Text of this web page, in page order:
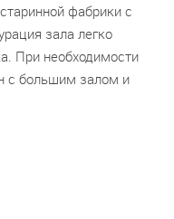
фабрики с
зала легко
При необходимости
с большим залом и